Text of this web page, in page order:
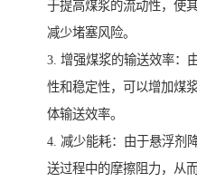
于提高煤浆的流动性，使
减少堵塞风险。
3. 增强煤浆的输送效率：
性和稳定性，可以增加煤
体输送效率。
4. 减少能耗：由于悬浮剂
送过程中的摩擦阻力，从